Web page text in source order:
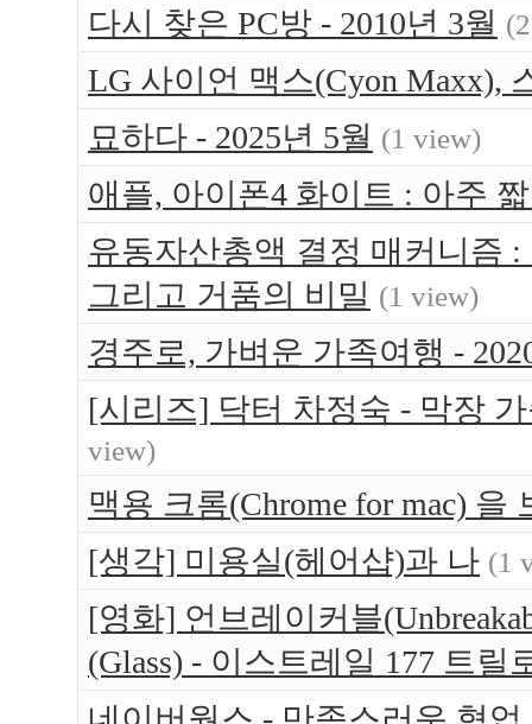
다시 찾은 PC방 - 2010년 3월
LG 사이언 맥스(Cyon Maxx),
묘하다 - 2025년 5월 (1 view)
애플, 아이폰4 화이트 : 아주
유동자산총액 결정 매커니즘
그리고 거품의 비밀 (1 view)
경주로, 가벼운 가족여행 -
[시리즈] 닥터 차정숙 - 막장
view)
맥용 크롬(Chrome for mac) 을
[생각] 미용실(헤어샵)과 나 (1
[영화] 언브레이커블
(Glass) - 이스트레일 177 트릴